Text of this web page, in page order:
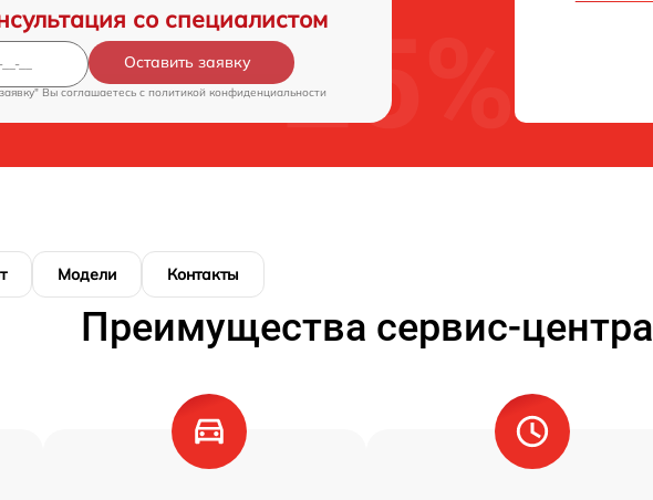
со специалистом
Оставить заявку
Вы соглашаетесь c политикой конфиденциальности
Модели Контакты
Преимущества сервис-центра